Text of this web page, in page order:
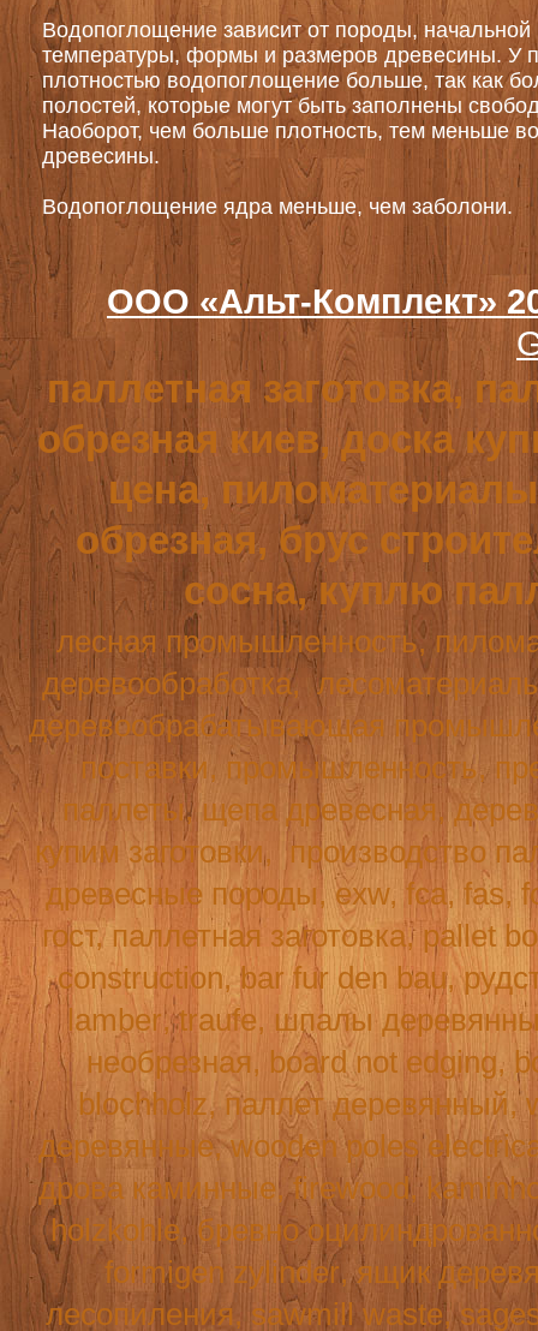
Водопоглощение зависит от породы, начальной
температуры, формы и размеров древесины. У
плотностью водопоглощение больше, так как
полостей, которые могут быть заполнены
Наоборот, чем больше плотность, тем меньше
древесины.
Водопоглощение ядра меньше, чем заболони.
ООО «Альт-Комплект»
паллетная заготовка,
обрезная киев, доска
цена,
обрезная, брус
сосна, куплю
лесная промышленность,
деревообработка,
деревообрабатывающая
поставки, промышленность,
паллеты, щепа древесная,
купим заготовки, производство
древесные породы, exw, fca, fas,
гост, паллетная заготовка, pallet
construction,bar fur den bau,
lamber,traufe, шпалы
необрезная, board not edging,
blochholz, паллет деревянный,
деревянные,wooden poles
дрова каминные,firewood,
holzkohle, бревно
formigen zylinder, ящик
лесопиления, sawmill waste,